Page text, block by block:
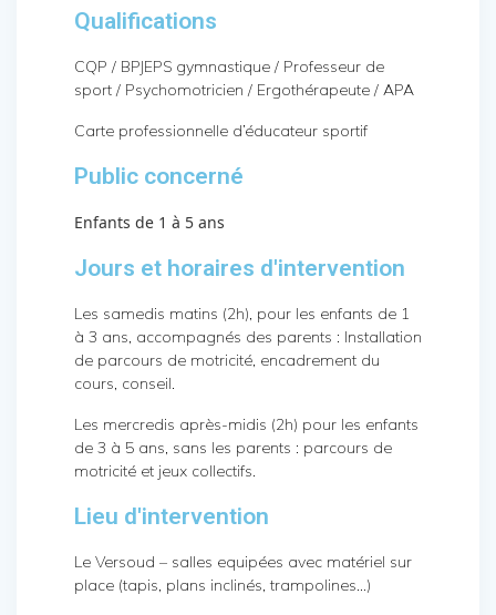
Qualifications
CQP / BPJEPS gymnastique / Professeur de
sport / Psychomotricien / Ergothérapeute / APA
Carte professionnelle d’éducateur sportif
Public concerné
Enfants de 1 à 5 ans
Jours et horaires d'intervention
Les samedis matins (2h), pour les enfants de 1
à 3 ans, accompagnés des parents : Installation
de parcours de motricité, encadrement du
cours, conseil.
Les mercredis après-midis (2h) pour les enfants
de 3 à 5 ans, sans les parents : parcours de
motricité et jeux collectifs.
Lieu d'intervention
Le Versoud – salles equipées avec matériel sur
place (tapis, plans inclinés, trampolines…)